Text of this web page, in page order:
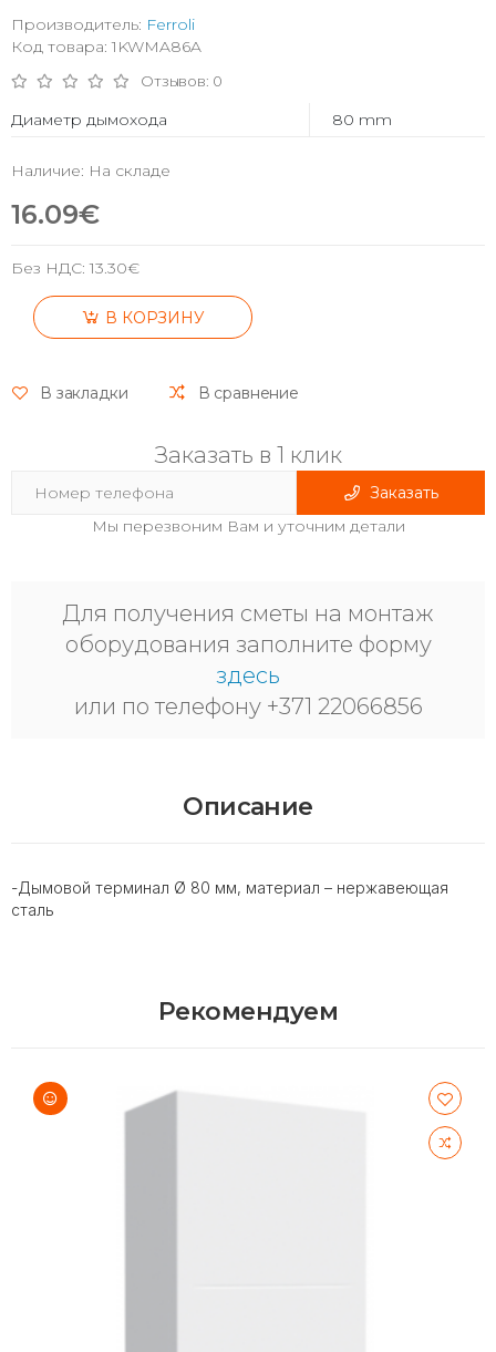
Производитель: Ferroli
Код товара: 1KWMA86A
Отзывов: 0
Диаметр дымохода 80 mm
Наличие: На складе
16.09€
Без НДС:13.30€
В КОРЗИНУ
В закладки В сравнение
Заказать в 1 клик
Заказать
Мы перезвоним Вам и уточним детали
Для получения сметы на монтаж
оборудования заполните форму
здесь
или по телефону +371 22066856
Описание
-Дымовой терминал Ø 80 мм, материал – нержавеющая
сталь
Рекомендуем